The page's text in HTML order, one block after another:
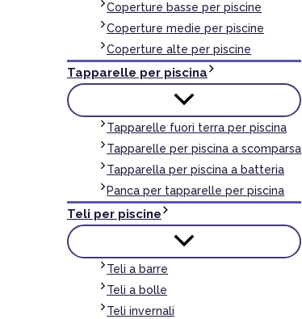
Coperture basse per piscine
Coperture medie per piscine
Coperture alte per piscine
Tapparelle per piscina
Tapparelle fuori terra per piscina
Tapparelle per piscina a scomparsa
Tapparella per piscina a batteria
Panca per tapparelle per piscina
Teli per piscine
Teli a barre
Teli a bolle
Teli invernali